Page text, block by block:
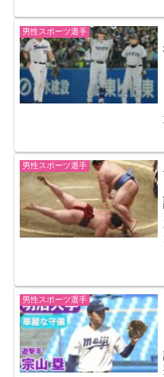
男性スポーツ選手
男性スポーツ選手
男性スポーツ選手